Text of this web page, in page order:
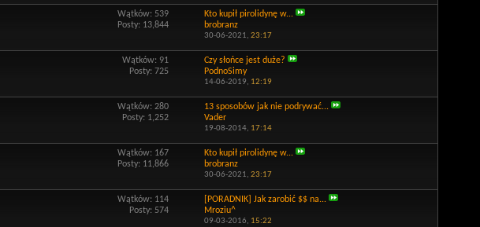
Wątków: 539
Posty: 13,844
Kto kupił pirolidynę w...
brobranz
30-06-2021, 23:17
Wątków: 91
Posty: 725
Czy słońce jest duże?
PodnoSimy
14-06-2019, 12:19
Wątków: 280
Posty: 1,252
13 sposobów jak nie podrywać...
Vader
19-08-2014, 17:14
Wątków: 167
Posty: 11,866
Kto kupił pirolidynę w...
brobranz
30-06-2021, 23:17
Wątków: 114
Posty: 574
[PORADNIK] Jak zarobić $$ na...
Mroziu^
09-03-2016, 15:22